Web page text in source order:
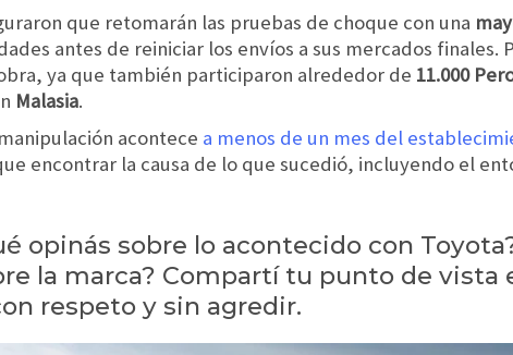
que retomarán las pruebas de choque con una
antes de reiniciar los envíos a sus mercados finales.
ya que también participaron alrededor de 11.000
Malasia.
acontece a menos de un mes del
encontrar la causa de lo que sucedió, incluyendo el
opinás sobre lo acontecido con
la marca? Compartí tu punto de vista
respeto y sin agredir.